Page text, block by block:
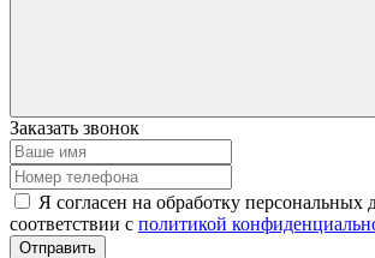
Заказать звонок
Я согласен на обработку персональных
соответствии с политикой
Отправить